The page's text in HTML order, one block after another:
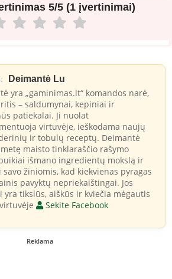
5/5 (1 įvertinimai)
Deimantė Lu
yra „gaminimas.lt“ komandos narė,
– saldumynai, kepiniai ir
patiekalai. Ji nuolat
virtuvėje, ieškodama naujų
ir tobulų receptų. Deimantė
maisto tinklaraščio rašymo
išmano ingredientų mokslą ir
žiniomis, kad kiekvienas pyragas
pavyktų nepriekaištingai. Jos
yra tikslūs, aiškūs ir kviečia mėgautis
Sekite Facebook
Reklama